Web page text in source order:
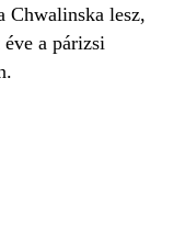
Chwalinska lesz,
a párizsi